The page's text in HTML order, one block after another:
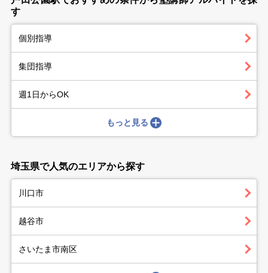
す
個別指導
集団指導
週1日からOK
もっと見る
埼玉県で人気のエリアから探す
川口市
越谷市
さいたま市南区